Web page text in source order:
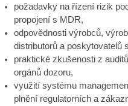
požadavky na řízení rizik
propojení s MDR,
odpovědnosti výrobců,
distributorů a poskytovatelů
praktické zkušenosti z
orgánů dozoru,
využití systému
plnění regulatorních a